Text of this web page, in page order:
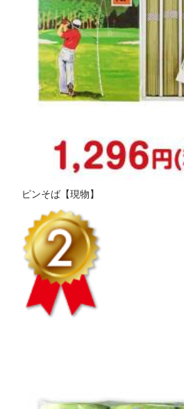
ピンそば【現物】